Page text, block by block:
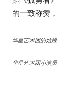
的一致称赞
华星艺术团的姑
华星艺术团小演